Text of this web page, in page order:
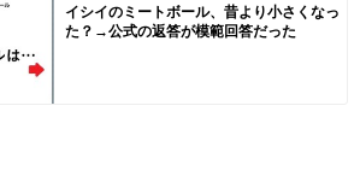
イシイのミートボール、昔より小さくなっ
た？→公式の返答が模範回答だった